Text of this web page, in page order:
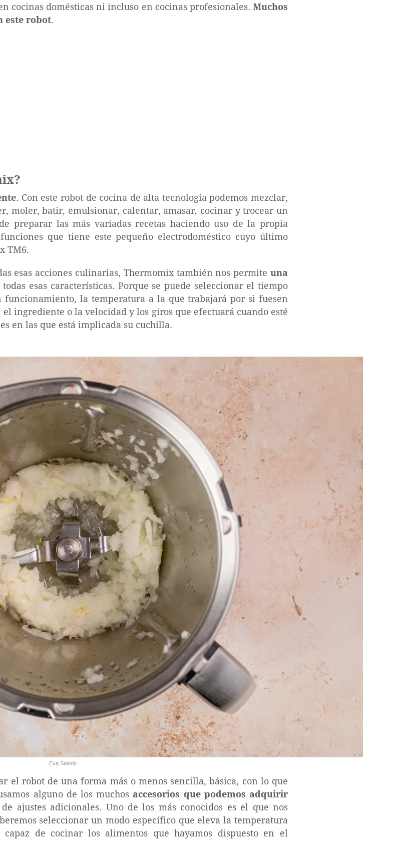
cocinas domésticas ni incluso en cocinas profesionales. Muchos
este robot.
. Con este robot de cocina de alta tecnología podemos mezclar,
moler, batir, emulsionar, calentar, amasar, cocinar y trocear un
preparar las más variadas recetas haciendo uso de la propia
que tiene este pequeño electrodoméstico cuyo último
TM6.
esas acciones culinarias, Thermomix también nos permite una
todas esas características. Porque se puede seleccionar el tiempo
la temperatura a la que trabajará por si fuesen
el ingrediente o la velocidad y los giros que efectuará cuando esté
en las que está implicada su cuchilla.
Eva Salorio
el robot de una forma más o menos sencilla, básica, con lo que
alguno de los muchos accesorios que podemos adquirir
ajustes adicionales. Uno de los más conocidos es el que nos
seleccionar un modo específico que eleva la temperatura
de cocinar los alimentos que hayamos dispuesto en el